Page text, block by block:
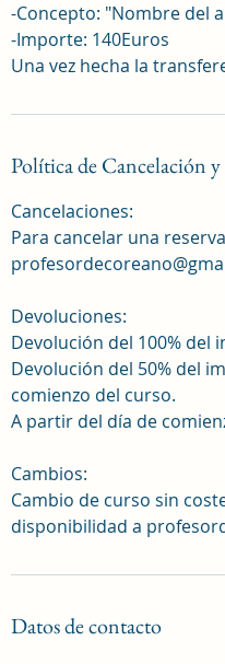
-Concepto: "Nombre del
-Importe: 140Euros
Una vez hecha la
Política de Cancelación
Cancelaciones:
Para cancelar una
Devoluciones:
Devolución del 100% del
Devolución del 50% del
comienzo del curso.
A partir del día de
Cambios:
Cambio de curso sin
disponibilidad a
Datos de contacto